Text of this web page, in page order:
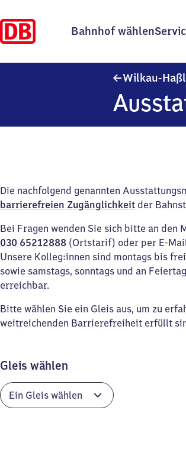
Bahnhof wählen
Wilkau-
Die nachfolgend genannten
barrierefreien Zugänglichkeit der
Bei Fragen wenden Sie sich bitte an den
030 65212888 (Ortstarif) oder per E-
Unsere Kolleg:innen sind montags bis
sowie samstags, sonntags und an
erreichbar.
Bitte wählen Sie ein Gleis aus, um zu
weitreichenden Barrierefreiheit erfüllt
Gleis wählen